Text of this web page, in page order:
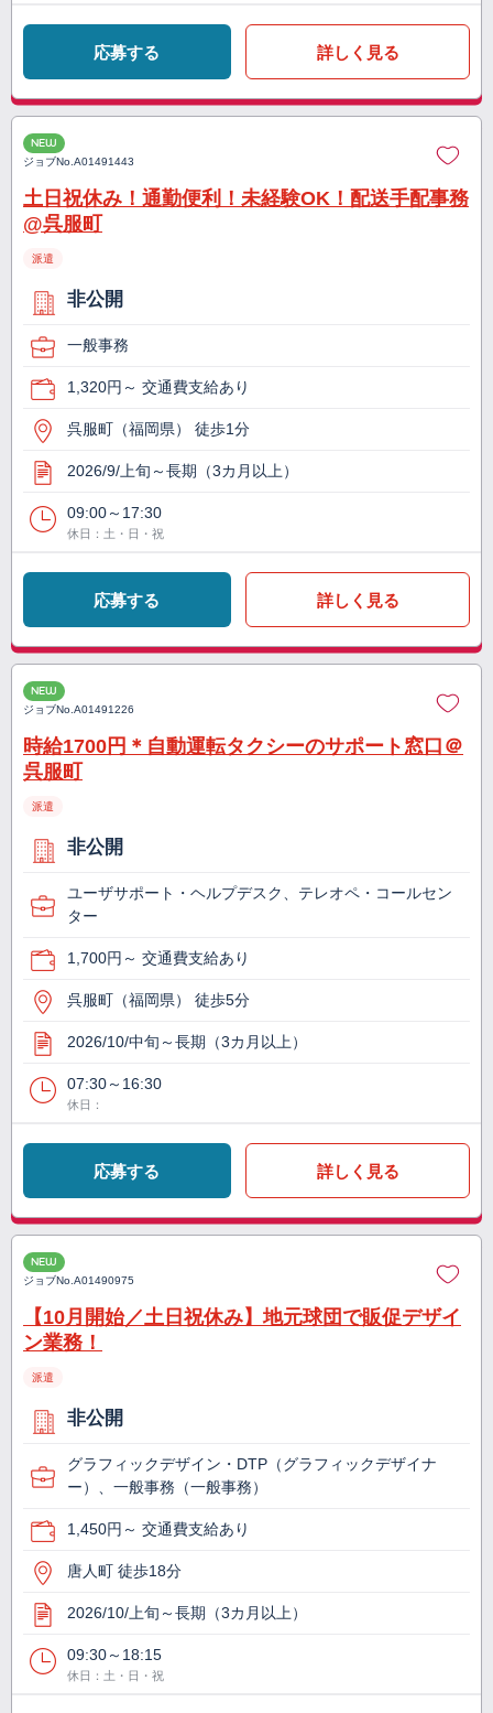
応募する 詳しく見る
NEW
ジョブNo.A01491443
土日祝休み！通勤便利！未経験OK！配送手配事務
@呉服町
派遣
非公開
一般事務
1,320円～ 交通費支給あり
呉服町（福岡県） 徒歩1分
2026/9/上旬～長期（3カ月以上）
09:00～17:30
休日：土・日・祝
応募する 詳しく見る
NEW
ジョブNo.A01491226
時給1700円＊自動運転タクシーのサポート窓口＠
呉服町
派遣
非公開
ユーザサポート・ヘルプデスク、テレオペ・コールセン
ター
1,700円～ 交通費支給あり
呉服町（福岡県） 徒歩5分
2026/10/中旬～長期（3カ月以上）
07:30～16:30
休日：
応募する 詳しく見る
NEW
ジョブNo.A01490975
【10月開始／土日祝休み】地元球団で販促デザイ
ン業務！
派遣
非公開
グラフィックデザイン・DTP（グラフィックデザイナ
ー）、一般事務（一般事務）
1,450円～ 交通費支給あり
唐人町 徒歩18分
2026/10/上旬～長期（3カ月以上）
09:30～18:15
休日：土・日・祝